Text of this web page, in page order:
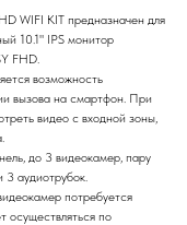
WIFI KIT предназначен для
10.1" IPS монитор
FHD.
возможность
вызова на смартфон. При
видео с входной зоны,
до 3 видеокамер, пару
3 аудиотрубок.
потребуется
осуществляться по